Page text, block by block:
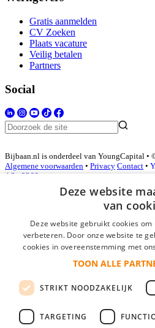
Gratis aanmelden
CV Zoeken
Plaats vacature
Veilig betalen
Partners
Social
Bijbaan.nl is onderdeel van YoungCapital •
Algemene voorwaarden • Privacy Contact •
4.3 - 3366 reviews
Inloggen als bedrijf
*
login gegevens onthouden
login
Deze website
van
Deze website gebruikt cookies
verbeteren. Door onze website te
cookies in overeenstemming met
TOON ALLE
STRIKT NOODZAKELIJK
TARGETING